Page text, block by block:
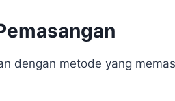
dengan metode yang